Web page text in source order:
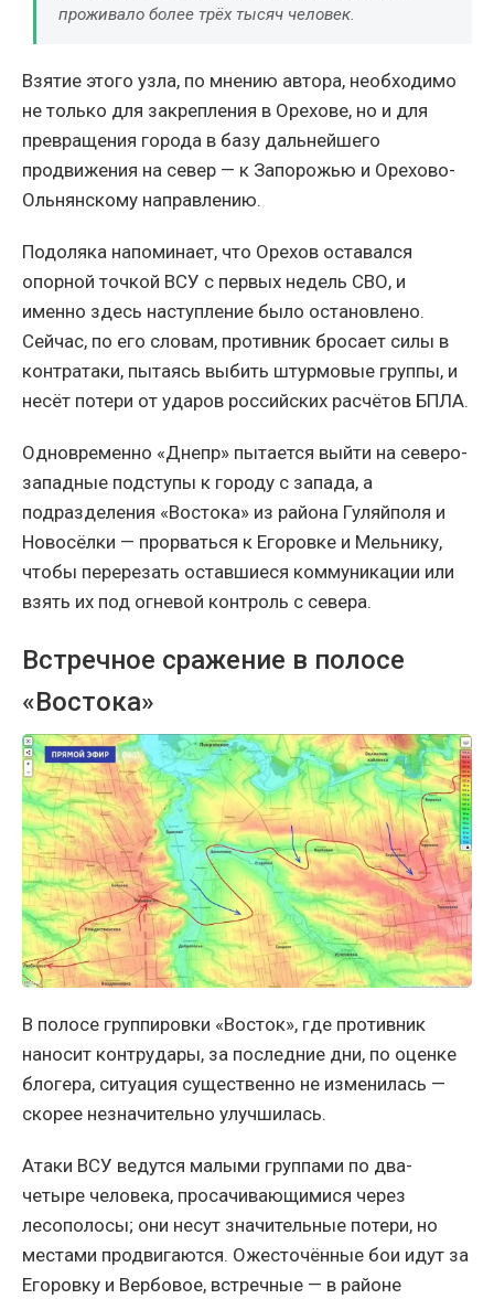
проживало более трёх тысяч человек.
Взятие этого узла, по мнению автора, необходимо
не только для закрепления в Орехове, но и для
превращения города в базу дальнейшего
продвижения на север — к Запорожью и Орехово-
Ольнянскому направлению.
Подоляка напоминает, что Орехов оставался
опорной точкой ВСУ с первых недель СВО, и
именно здесь наступление было остановлено.
Сейчас, по его словам, противник бросает силы в
контратаки, пытаясь выбить штурмовые группы, и
несёт потери от ударов российских расчётов БПЛА.
Одновременно «Днепр» пытается выйти на северо-
западные подступы к городу с запада, а
подразделения «Востока» из района Гуляйполя и
Новосёлки — прорваться к Егоровке и Мельнику,
чтобы перерезать оставшиеся коммуникации или
взять их под огневой контроль с севера.
Встречное сражение в полосе
«Востока»
В полосе группировки «Восток», где противник
наносит контрудары, за последние дни, по оценке
блогера, ситуация существенно не изменилась —
скорее незначительно улучшилась.
Атаки ВСУ ведутся малыми группами по два-
четыре человека, просачивающимися через
лесополосы; они несут значительные потери, но
местами продвигаются. Ожесточённые бои идут за
Егоровку и Вербовое, встречные — в районе